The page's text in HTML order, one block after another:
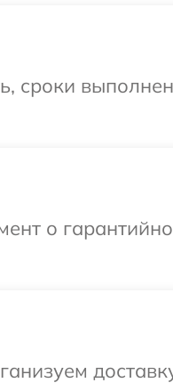
сроки
о